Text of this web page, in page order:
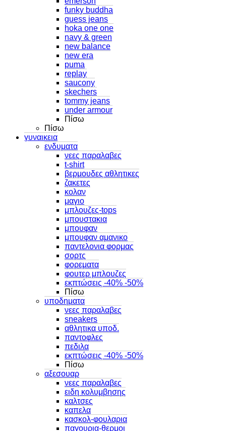
funky buddha
guess jeans
hoka one one
navy & green
new balance
new era
puma
replay
saucony
skechers
tommy jeans
under armour
Πίσω
Πίσω
γυναικεια
ενδυματα
νεες παραλαβες
t-shirt
βερμουδες αθλητικες
ζακετες
κολαν
μαγιο
μπλουζες-tops
μπουστακια
μπουφαν
μπουφαν αμανικο
παντελονια φορμας
σορτς
φορεματα
φουτερ μπλουζες
εκπτώσεις -40% -50%
Πίσω
υποδηματα
νεες παραλαβες
sneakers
αθλητικα υποδ.
παντοφλες
πεδιλα
εκπτώσεις -40% -50%
Πίσω
αξεσουαρ
νεες παραλαβες
ειδη κολυμβησης
καλτσες
καπελα
κασκολ-φουλαρια
παγουρια-θερμοι